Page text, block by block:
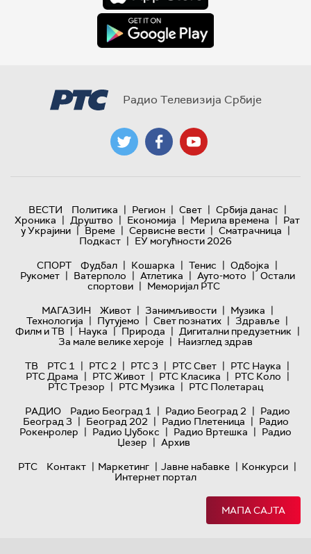
Радио Телевизија Србије
ВЕСТИ Политика | Регион | Свет | Србија данас |
Хроника | Друштво | Економија | Мерила времена | Рат
у Украјини | Време | Сервисне вести | Сматрачница |
Подкаст | ЕУ могућности 2026
СПОРТ
Фудбал | Кошарка | Тенис | Одбојка |
Рукомет | Ватерполо | Атлетика | Ауто-мото | Остали
спортови | Меморијал РТС
МАГАЗИН
Живот | Занимљивости | Музика |
Технологијa | Путујемо | Свет познатих | Здравље |
Филм и ТВ | Наука | Природа | Дигитални предузетник |
За мале велике хероје | Наизглед здрав
ТВ
РТС 1 | РТС 2 | РТС 3 | РТС Свет | РТС Наука |
РТС Драма | РТС Живот | РТС Класика | РТС Коло |
РТС Трезор | РТС Музика | РТС Полетарац
РАДИО
Радио Београд 1 | Радио Београд 2 | Радио
Београд 3 | Београд 202 | Радио Плетеница | Радио
Рокенролер | Радио Џубокс | Радио Вртешка | Радио
Џезер | Архив
РТС
Контакт | Маркетинг | Јавне набавке | Конкурси |
Интернет портал
МАПА САЈТА